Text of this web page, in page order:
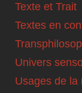
Texte et Trait
Textes en
Univers
Usages de la